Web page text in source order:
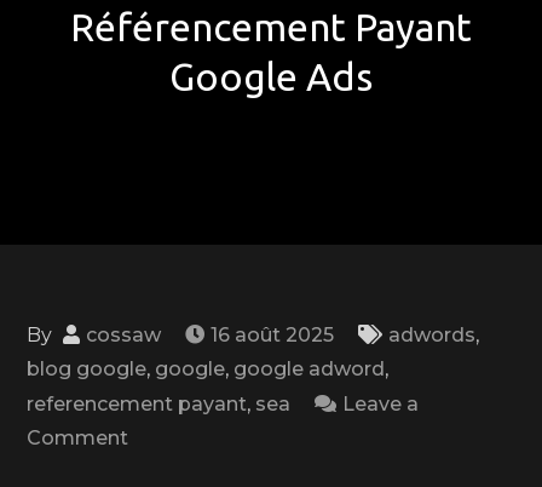
Référencement Payant
Google Ads
By cossaw 16 août 2025 adwords,
blog google, google, google adword,
referencement payant, sea
Leave a
Commenton